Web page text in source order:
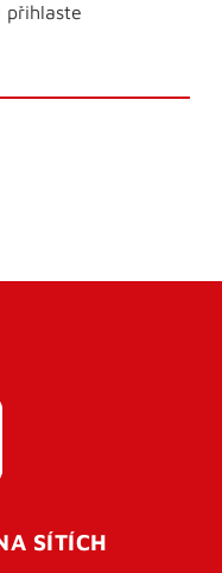
přihlaste
SÍTÍCH